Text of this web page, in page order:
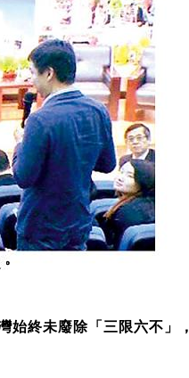
始終未廢除「三限六不」，